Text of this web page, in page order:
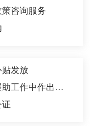
咨询服务
发放
对在法律援助工作中作出突出贡献的组织和个人进行表彰奖励